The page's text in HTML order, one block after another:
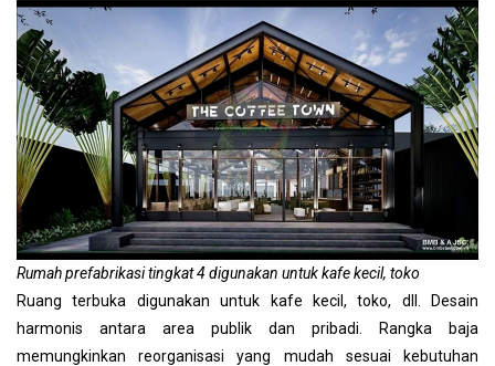
Rumah prefabrikasi tingkat 4 digunakan untuk kafe kecil, toko
Ruang terbuka digunakan untuk kafe kecil, toko, dll. Desain
harmonis antara area publik dan pribadi. Rangka baja
memungkinkan reorganisasi yang mudah sesuai kebutuhan